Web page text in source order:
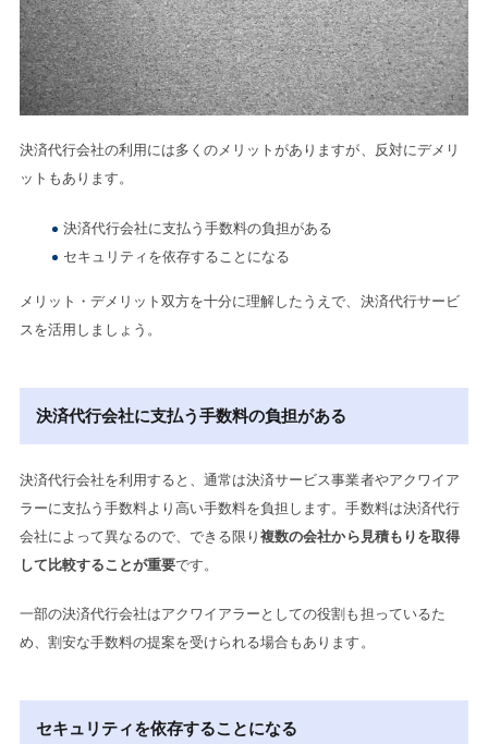
決済代行会社の利用には多くのメリットがありますが、反対にデメリ
ットもあります。
決済代行会社に支払う手数料の負担がある
セキュリティを依存することになる
メリット・デメリット双方を十分に理解したうえで、決済代行サービ
スを活用しましょう。
決済代行会社に支払う手数料の負担がある
決済代行会社を利用すると、通常は決済サービス事業者やアクワイア
ラーに支払う手数料より高い手数料を負担します。手数料は決済代行
会社によって異なるので、できる限り複数の会社から見積もりを取得
して比較することが重要です。
一部の決済代行会社はアクワイアラーとしての役割も担っているた
め、割安な手数料の提案を受けられる場合もあります。
セキュリティを依存することになる